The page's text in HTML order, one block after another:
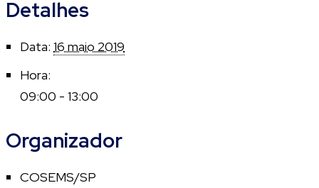
Detalhes
Data: 16 maio 2019
Hora:
09:00 - 13:00
Organizador
COSEMS/SP